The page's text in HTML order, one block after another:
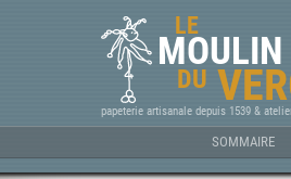
LE
MOULIN
DU
papeterie artisanale depuis 1539 &
SOMMAIRE